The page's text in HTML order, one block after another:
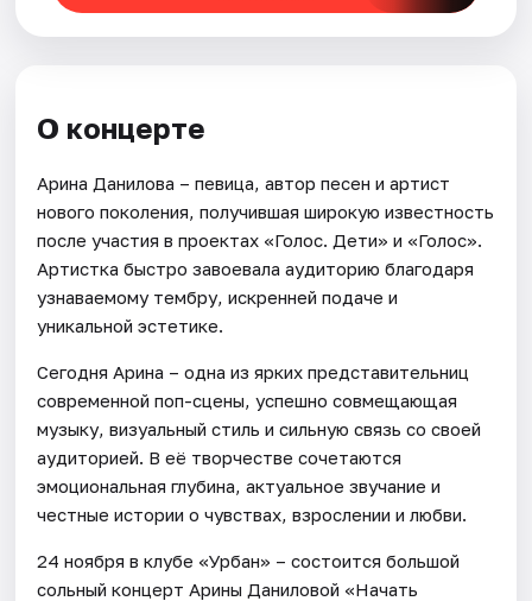
О концерте
Арина Данилова – певица, автор песен и артист
нового поколения, получившая широкую известность
после участия в проектах «Голос. Дети» и «Голос».
Артистка быстро завоевала аудиторию благодаря
узнаваемому тембру, искренней подаче и
уникальной эстетике.
Сегодня Арина – одна из ярких представительниц
современной поп-сцены, успешно совмещающая
музыку, визуальный стиль и сильную связь со своей
аудиторией. В её творчестве сочетаются
эмоциональная глубина, актуальное звучание и
честные истории о чувствах, взрослении и любви.
24 ноября в клубе «Урбан» – состоится большой
сольный концерт Арины Даниловой «Начать